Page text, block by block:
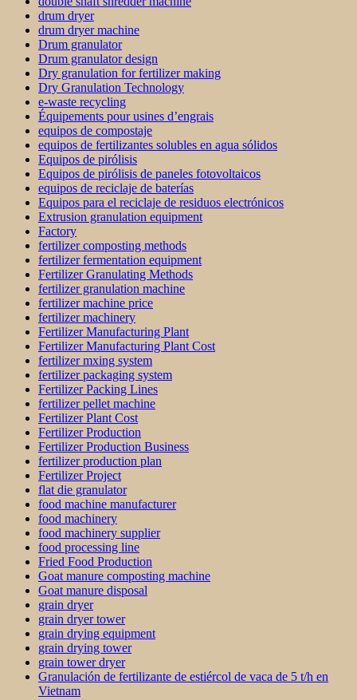
drum dryer
drum dryer machine
Drum granulator
Drum granulator design
Dry granulation for fertilizer making
Dry Granulation Technology
e-waste recycling
Équipements pour usines d’engrais
equipos de compostaje
equipos de fertilizantes solubles en agua sólidos
Equipos de pirólisis
Equipos de pirólisis de paneles fotovoltaicos
equipos de reciclaje de baterías
Equipos para el reciclaje de residuos electrónicos
Extrusion granulation equipment
Factory
fertilizer composting methods
fertilizer fermentation equipment
Fertilizer Granulating Methods
fertilizer granulation machine
fertilizer machine price
fertilizer machinery
Fertilizer Manufacturing Plant
Fertilizer Manufacturing Plant Cost
fertilizer mxing system
fertilizer packaging system
Fertilizer Packing Lines
fertilizer pellet machine
Fertilizer Plant Cost
Fertilizer Production
Fertilizer Production Business
fertilizer production plan
Fertilizer Project
flat die granulator
food machine manufacturer
food machinery
food machinery supplier
food processing line
Fried Food Production
Goat manure composting machine
Goat manure disposal
grain dryer
grain dryer tower
grain drying equipment
grain drying tower
grain tower dryer
Granulación de fertilizante de estiércol de vaca de 5 t/h en
Vietnam